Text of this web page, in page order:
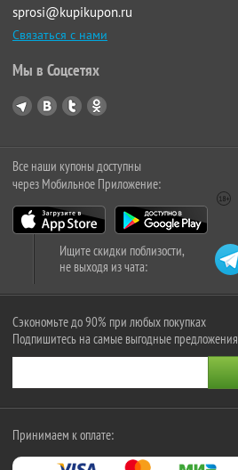
sprosi@kupikupon.ru
Связаться с нами
Мы в Соцсетях
Все наши купоны доступны
через Мобильное Приложение:
Ищите скидки поблизости,
не выходя из чата:
Сэкономьте до 90% при любых покупках
Подпишитесь на самые выгодные предложения
Принимаем к оплате: